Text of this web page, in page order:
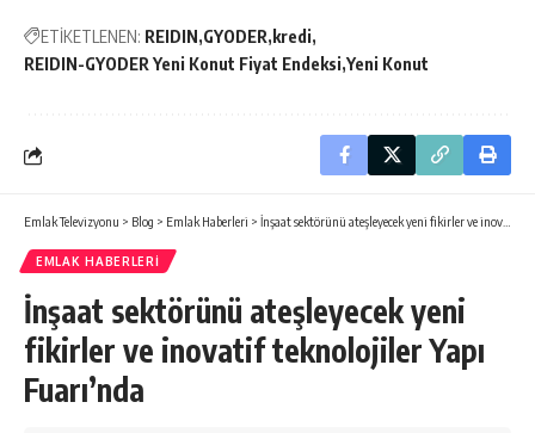
ETİKETLENEN: REIDIN GYODER kredi
REIDIN-GYODER Yeni Konut Fiyat Endeksi Yeni Konut
Emlak Televizyonu > Blog > Emlak Haberleri > İnşaat sektörünü ateşleyecek yeni fikirler ve inovatif teknolojiler Yapı Fuarı’nda
EMLAK HABERLERI
İnşaat sektörünü ateşleyecek yeni
fikirler ve inovatif teknolojiler Yapı
Fuarı’nda